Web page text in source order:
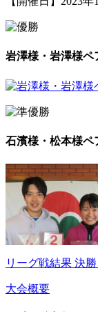
岩澤様・岩澤様ペ
石濱様・松本様
リーグ戦結果 決
大会概要